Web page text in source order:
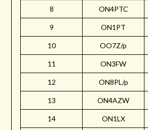
8 ON4PTC
9 ON1PT
10 OO7Z/p
11 ON3FW
12 ON8PL/p
13 ON4AZW
14 ON1LX